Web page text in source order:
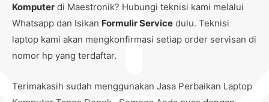
Komputer di Maestronik? Hubungi teknisi kami melalui
Whatsapp dan Isikan Formulir Service dulu. Teknisi
laptop kami akan mengkonfirmasi setiap order servisan di
nomor hp yang terdaftar.
Terimakasih sudah menggunakan Jasa Perbaikan Laptop